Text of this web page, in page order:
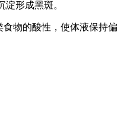
形成黑斑。
物的酸性，使体液保持偏